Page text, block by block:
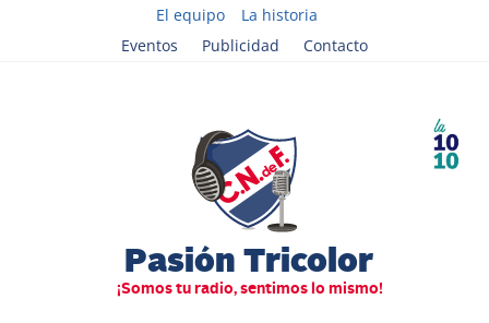
El equipo
La historia
Eventos
Publicidad Contacto